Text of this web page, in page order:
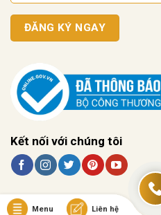
Kết nối với chúng tôi
Menu Liên hệ